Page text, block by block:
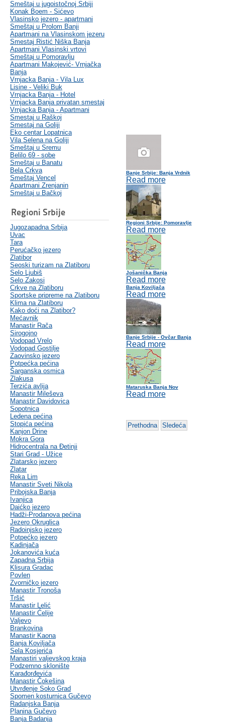
Smeštaj u jugoistočnoj Srbiji
Konak Boem - Sićevo
Vlasinsko jezero - apartmani
Smeštaj u Prolom Banji
Apartmani na Vlasinskom jezeru
Smestaj Ristić Niška Banja
Apartmani Vlasinski vrtovi
Smeštaj u Pomoravlju
Apartmani Makojević- Vrnjačka
Banja
Vrnjacka Banja - Vila Lux
Lisine - Veliki Buk
Vrnjacka Banja - Hotel
Vrnjacka Banja privatan smestaj
Vrnjacka Banja - Apartmani
Smestaj u Raškoj
Smestaj na Goliji
Eko centar Lopatnica
Vila Selena na Goliji
Smeštaj u Sremu
Belilo 69 - sobe
Smeštaj u Banatu
Bela Crkva
Smeštaj Vencel
Apartmani Zrenjanin
Smeštaj u Bačkoj
Regioni Srbije
Jugozapadna Srbija
Uvac
Tara
Perućačko jezero
Zlatibor
Seoski turizam na Zlatiboru
Selo Ljubiš
Selo Zakosi
Crkve na Zlatiboru
Sportske pripreme na Zlatiboru
Klima na Zlatiboru
Kako doći na Zlatibor?
Mećavnik
Manastir Rača
Sirogojno
Vodopad Vrelo
Vodopad Gostilje
Zaovinsko jezero
Potpećka pećina
Šarganska osmica
Zlakusa
Terzića avlija
Manastir Mileševa
Manastir Davidovica
Sopotnica
Ledena pećina
Stopića pećina
Kanjon Drine
Mokra Gora
Hidrocentrala na Đetinji
Stari Grad - Užice
Zlatarsko jezero
Zlatar
Reka Lim
Manastir Sveti Nikola
Pribojska Banja
Ivanjica
Daićko jezero
Hadži-Prodanova pećina
Jezero Okruglica
Radoinjsko jezero
Potpećko jezero
Kadinjača
Jokanovića kuća
Zapadna Srbija
Klisura Gradac
Povlen
Zvorničko jezero
Manastir Tronoša
Tršić
Manastir Lelić
Manastir Ćelije
Valjevo
Brankovina
Manastir Kaona
Banja Koviljača
Sela Kosjerića
Manastiri valjevskog kraja
Podzemno sklonište
Karađorđevića
Manastir Čokešina
Utvrđenje Soko Grad
Spomen kosturnica Gučevo
Radanjska Banja
Planina Gučevo
Banja Badanja
Banje Srbije: Banja Vrdnik
Read more
Regioni Srbije: Pomoravlje
Read more
Jošanička Banja
Read more
Banja Koviljača
Read more
Banje Srbije - Ovčar Banja
Read more
Mataruska Banja Nov
Read more
Prethodna Sledeća